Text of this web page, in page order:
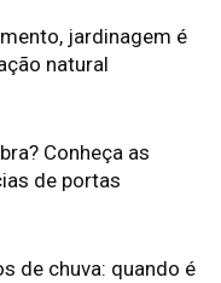
jardinagem é
natural
Conheça as
de portas
de chuva: quando é